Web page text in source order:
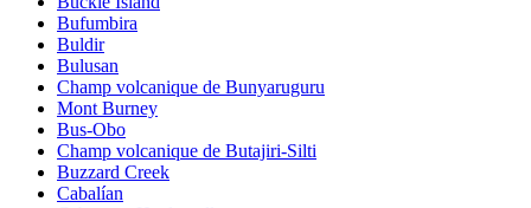
Bufumbira
Buldir
Bulusan
Champ volcanique de Bunyaruguru
Mont Burney
Bus-Obo
Champ volcanique de Butajiri-Silti
Buzzard Creek
Cabalían